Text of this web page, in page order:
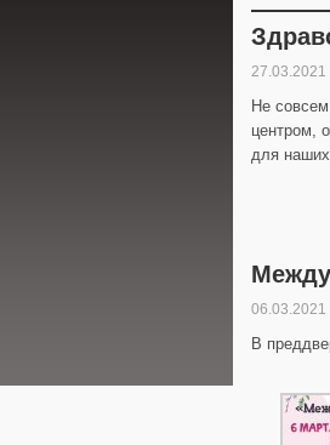
27.03.2021
Не
центром,
для
06.03.2021
В